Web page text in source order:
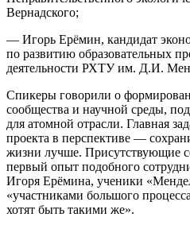
Вернадского;
— Игорь Ерёмин, кандидат
по развитию образовательных
деятельности РХТУ им. Д.И.
Спикеры говорили о
сообщества и научной среды,
для атомной отрасли. Главная
проекта в перспективе —
жизни лучше. Присутствующие
первый опыт подобного
Игоря Ерёмина, ученики
«участниками большого
хотят быть такими же».